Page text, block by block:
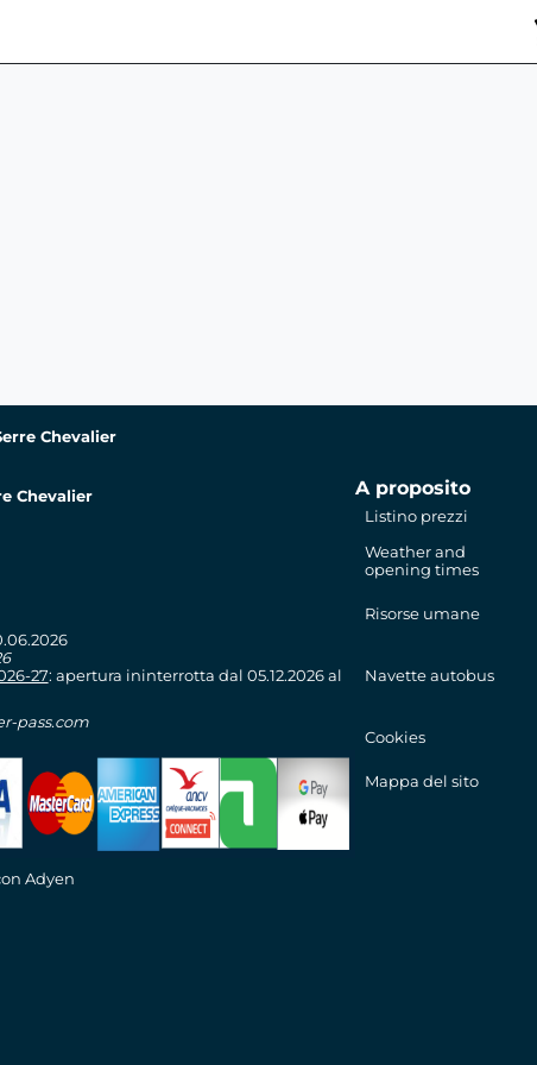
Chevalier
Chevalier
27: apertura ininterrotta dal 05.12.2026 al
pass.com
Adyen
A proposito
Listino prezzi
Weather and
opening times
Risorse umane
Navette autobus
Cookies
Mappa del sito